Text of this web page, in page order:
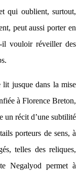
qui oublient, surtout,
peut aussi porter en
il vouloir réveiller des
lit jusque dans la mise
à Florence Breton,
un récit d’une subtilité
porteurs de sens, à
telles des reliques,
Negalyod permet à